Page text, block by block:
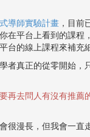
導師實驗計畫 ，目前
在平台上看到的課程，
台的線上課程來補充
者真正的從零開始
再去問人有沒有推
漫長，但我會一直